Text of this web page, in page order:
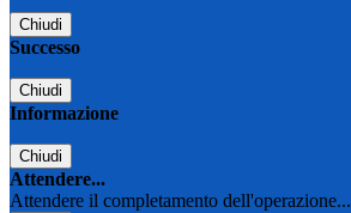
Chiudi
Successo
Chiudi
Informazione
Chiudi
Attendere...
Attendere il completamento dell'operazione...